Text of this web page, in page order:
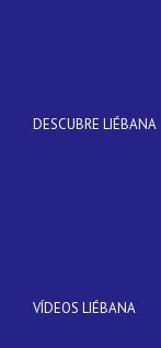
DESCUBRE LIÉBANA
VÍDEOS LIÉBANA